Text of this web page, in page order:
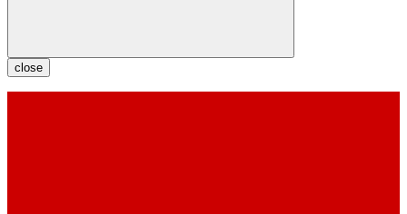
close